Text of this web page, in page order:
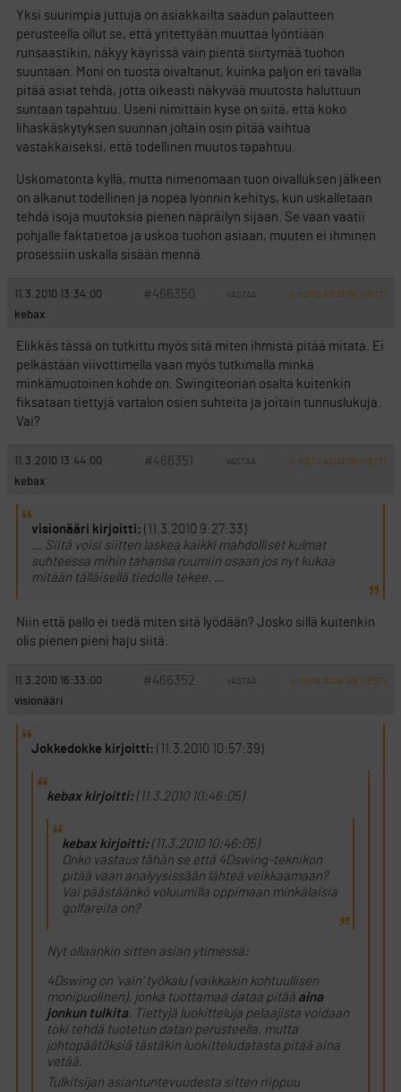
Yksi suurimpia juttuja on asiakkailta saadun palautteen
perusteella ollut se, että yritettyään muuttaa lyöntiään
runsaastikin, näkyy käyrissä vain pientä siirtymää tuohon
suuntaan. Moni on tuosta oivaltanut, kuinka paljon eri tavalla
pitää asiat tehdä, jotta oikeasti näkyvää muutosta haluttuun
suntaan tapahtuu. Useni nimittäin kyse on siitä, että koko
lihaskäskytyksen suunnan joltain osin pitää vaihtua
vastakkaiseksi, että todellinen muutos tapahtuu.
Uskomatonta kyllä, mutta nimenomaan tuon oivalluksen jälkeen
on alkanut todellinen ja nopea lyönnin kehitys, kun uskalletaan
tehdä isoja muutoksia pienen näpräilyn sijaan. Se vaan vaatii
pohjalle faktatietoa ja uskoa tuohon asiaan, muuten ei ihminen
prosessiin uskalla sisään mennä.
11.3.2010 13:34:00 #466350 VASTAA ILMOITA ASIATON VIESTI
kebax
Elikkäs tässä on tutkittu myös sitä miten ihmistä pitää mitata. Ei
pelkästään viivottimella vaan myös tutkimalla minkä
minkämuotoinen kohde on. Swingiteorian osalta kuitenkin
fiksataan tiettyjä vartalon osien suhteita ja joitain tunnuslukuja.
Vai?
11.3.2010 13:44:00 #466351 VASTAA ILMOITA ASIATON VIESTI
kebax
visionääri kirjoitti: (11.3.2010 9:27:33)
… Siitä voisi siitten laskea kaikki mahdolliset kulmat
suhteessa mihin tahansa ruumiin osaan jos nyt kukaa
mitään tälläisellä tiedolla tekee. …
Niin että pallo ei tiedä miten sitä lyödään? Josko sillä kuitenkin
olis pienen pieni haju siitä.
11.3.2010 16:33:00 #466352 VASTAA ILMOITA ASIATON VIESTI
visionääri
Jokkedokke kirjoitti: (11.3.2010 10:57:39)
kebax kirjoitti:(11.3.2010 10:46:05)
kebax kirjoitti:(11.3.2010 10:46:05)
Onko vastaus tähän se että 4Dswing-teknikon
pitää vaan analyysissään lähteä veikkaamaan?
Vai päästäänkö voluumilla oppimaan minkälaisia
golfareita on?
Nyt ollaankin sitten asian ytimessä:
4Dswing on ’vain’ työkalu (vaikkakin kohtuullisen
monipuolinen), jonka tuottamaa dataa pitää aina
jonkun tulkita. Tiettyjä luokitteluja pelaajista voidaan
toki tehdä tuotetun datan perusteella, mutta
johtopäätöksiä tästäkin luokitteludatasta pitää aina
vetää.
Tulkitsijan asiantuntevuudesta sitten riippuu